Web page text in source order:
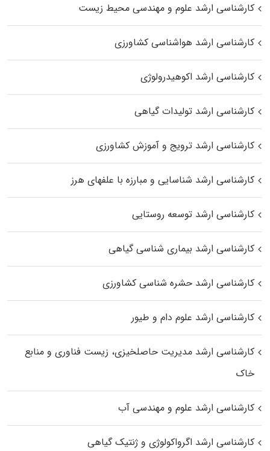
کارشناسی ارشد علوم و مهندسی محیط زیست
کارشناسی ارشد هواشناسی کشاورزی
کارشناسی ارشد اکوهیدرولوژی
کارشناسی ارشد تولیدات گیاهی
کارشناسی ارشد ترویج و آموزش کشاورزی
کارشناسی ارشد شناسایی و مبارزه با علفهای هرز
کارشناسی ارشد توسعه روستایی
کارشناسی ارشد بیماری‌ شناسی گیاهی
کارشناسی ارشد حشره‌ شناسی کشاورزی
کارشناسی ارشد علوم دام و طیور
کارشناسی ارشد مدیریت حاصلخیزی، زیست فناوری و منابع
خاک
کارشناسی ارشد علوم و مهندسی آب
کارشناسی ارشد اگرواکولوژی و ژنتیک گیاهی